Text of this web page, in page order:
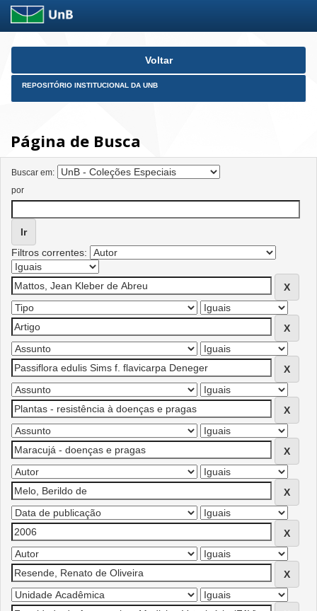
Skip
Voltar
REPOSITÓRIO INSTITUCIONAL DA UNB
Página de Busca
Buscar em:
por
Filtros correntes: